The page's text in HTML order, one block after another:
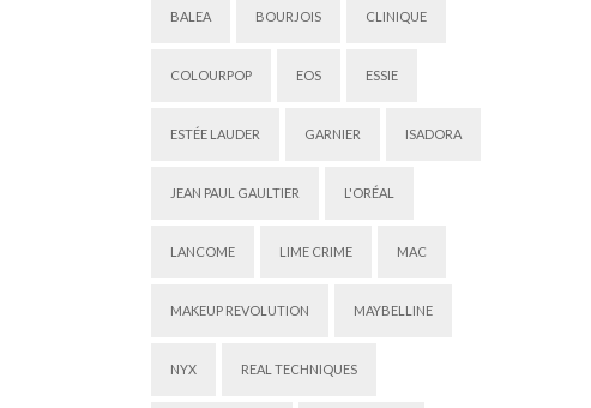
BALEA BOURJOIS CLINIQUE
COLOURPOP EOS ESSIE
ESTÉE LAUDER GARNIER ISADORA
JEAN PAUL GAULTIER L'ORÉAL
LANCOME LIME CRIME MAC
MAKEUP REVOLUTION MAYBELLINE
NYX REAL TECHNIQUES